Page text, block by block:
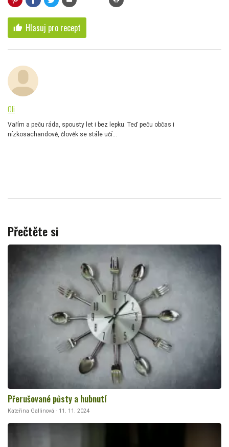
thumb_up Hlasuj pro recept
Oli
Vařím a peču ráda, spousty let i bez lepku. Teď peču občas i
nízkosacharidově, člověk se stále učí...
Přečtěte si
Přerušované půsty a hubnutí
Kateřina Gallinová · 11. 11. 2024